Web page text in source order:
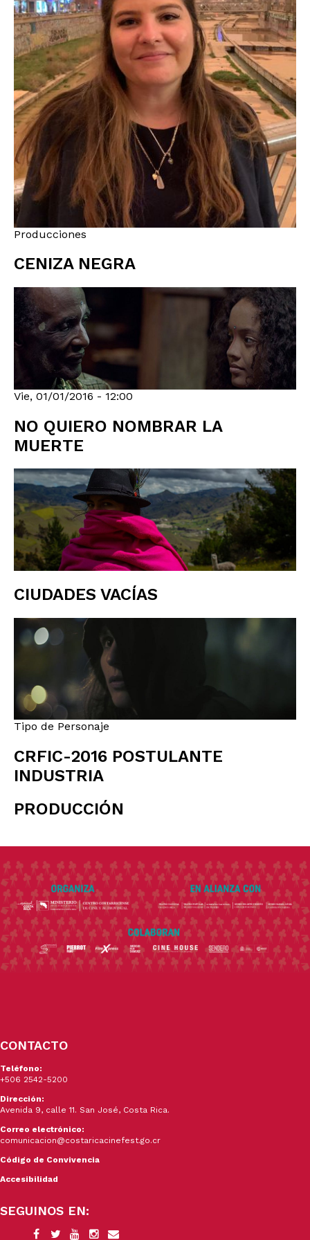
Producciones
CENIZA NEGRA
Vie, 01/01/2016 - 12:00
NO QUIERO NOMBRAR LA
MUERTE
CIUDADES VACÍAS
Tipo de Personaje
CRFIC-2016 POSTULANTE
INDUSTRIA
PRODUCCIÓN
CONTACTO
Teléfono:
+506 2542-5200
Dirección:
Avenida 9, calle 11. San José, Costa Rica.
Correo electrónico:
comunicacion@costaricacinefest.go.cr
Código de Convivencia
Accesibilidad
SEGUINOS EN: